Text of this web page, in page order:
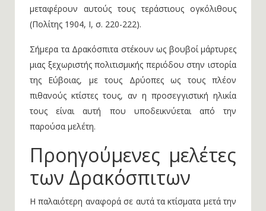
μεταφέρουν αυτούς τους τεράστιους ογκόλιθους
(Πολίτης 1904, I, σ. 220-222).
Σήμερα τα Δρακόσπιτα στέκουν ως βουβοί μάρτυρες
μιας ξεχωριστής πολιτισμικής περιόδου στην ιστορία
της Εύβοιας, με τους Δρύοπες ως τους πλέον
πιθανούς κτίστες τους, αν η προσεγγιστική ηλικία
τους είναι αυτή που υποδεικνύεται από την
παρούσα μελέτη.
Προηγούμενες μελέτες
των Δρακόσπιτων
Η παλαιότερη αναφορά σε αυτά τα κτίσματα μετά την